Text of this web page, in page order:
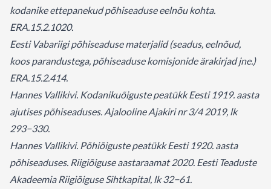
kodanike ettepanekud põhiseaduse eelnõu kohta.
ERA.15.2.1020.
Eesti Vabariigi põhiseaduse materjalid (seadus, eelnõud,
koos parandustega, põhiseaduse komisjonide ärakirjad jne.)
ERA.15.2.414.
Hannes Vallikivi. Kodanikuõiguste peatükk Eesti 1919. aasta
ajutises põhiseaduses. Ajalooline Ajakiri nr 3/4 2019, lk
293−330.
Hannes Vallikivi. Põhiõiguste peatükk Eesti 1920. aasta
põhiseaduses. Riigiõiguse aastaraamat 2020. Eesti Teaduste
Akadeemia Riigiõiguse Sihtkapital, lk 32−61.